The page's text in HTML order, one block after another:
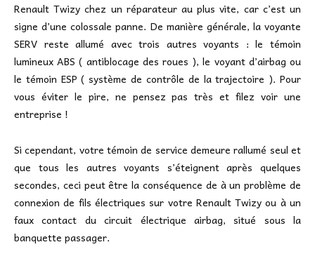
Renault Twizy chez un réparateur au plus vite, car c’est un
signe d’une colossale panne. De manière générale, la voyante
SERV reste allumé avec trois autres voyants : le témoin
lumineux ABS ( antiblocage des roues ), le voyant d’airbag ou
le témoin ESP ( système de contrôle de la trajectoire ). Pour
vous éviter le pire, ne pensez pas très et filez voir une
entreprise !
Si cependant, votre témoin de service demeure rallumé seul et
que tous les autres voyants s’éteignent après quelques
secondes, ceci peut être la conséquence de à un problème de
connexion de fils électriques sur votre Renault Twizy ou à un
faux contact du circuit électrique airbag, situé sous la
banquette passager.